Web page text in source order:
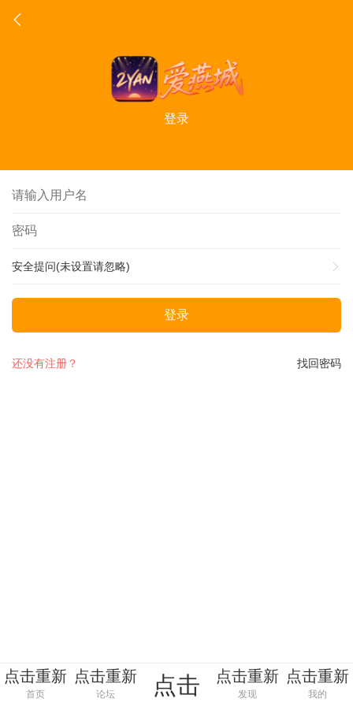
登录
安全提问(未设置请忽略)
登录
找回密码
还没有注册？
点击重新
加载
首页
点击重新
加载
论坛 点击
点击重新
加载
发现
点击重新
加载
我的